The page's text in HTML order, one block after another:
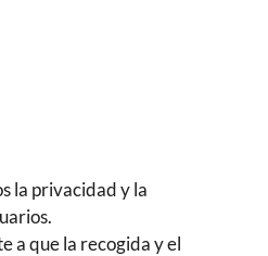
la privacidad y la
a que la recogida y el